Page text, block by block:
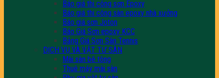
Báo giá thi công sơn Epoxy
Báo giá thi công sàn epoxy nhà xưởng
Báo giá sơn Joton
Báo Giá Sơn epoxy KCC
Bảng Giá Sơn Sân Tennis
DỊCH VỤ VÀ VẬT TƯ SÀN
Mài sàn bê tông
Thuê máy mài sàn